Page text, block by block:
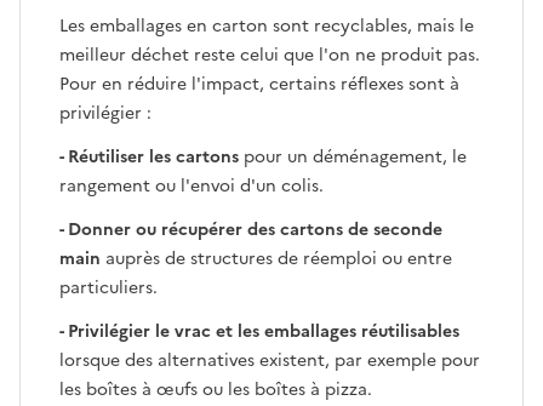
Les emballages en carton sont recyclables, mais le
meilleur déchet reste celui que l'on ne produit pas.
Pour en réduire l'impact, certains réflexes sont à
privilégier :
- Réutiliser les cartons pour un déménagement, le
rangement ou l'envoi d'un colis.
- Donner ou récupérer des cartons de seconde
main auprès de structures de réemploi ou entre
particuliers.
- Privilégier le vrac et les emballages réutilisables
lorsque des alternatives existent, par exemple pour
les boîtes à œufs ou les boîtes à pizza.